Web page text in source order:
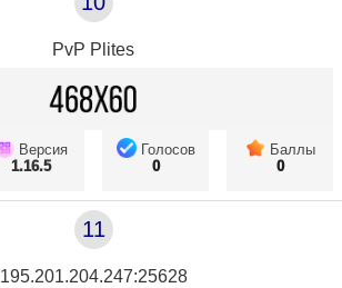
PvP Plites
Версия
1.16.5
Голосов
0
Баллы
0
11
195.201.204.247:25628